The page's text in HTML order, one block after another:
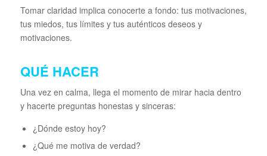
Tomar claridad implica conocerte a fondo: tus motivaciones,
tus miedos, tus límites y tus auténticos deseos y
motivaciones.
QUÉ HACER
Una vez en calma, llega el momento de mirar hacia dentro
y hacerte preguntas honestas y sinceras:
¿Dónde estoy hoy?
¿Qué me motiva de verdad?